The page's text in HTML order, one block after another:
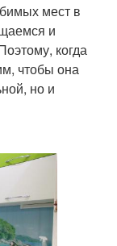
мест в
и
когда
чтобы она
но и